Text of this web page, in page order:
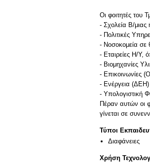
Οι φοιτητές του
- Σχολεία Β/μιας
- Πολιτικές
- Νοσοκομεία σε
- Εταιρείες Η/Υ,
- Βιομηχανίες
- Επικοινωνίες
- Ενέργεια (ΔΕΗ)
- Υπολογιστική
Πέραν αυτών οι
Τύποι
Διαφάνειες
Χρήση